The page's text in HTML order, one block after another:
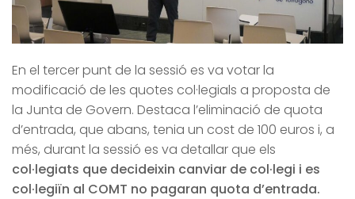
En el tercer punt de la sessió es va votar la
modificació de les quotes col·legials a proposta de
la Junta de Govern. Destaca l’eliminació de quota
d’entrada, que abans, tenia un cost de 100 euros i, a
més, durant la sessió es va detallar que els
col·legiats que decideixin canviar de col·legi i es
col·legiïn al COMT no pagaran quota d’entrada.